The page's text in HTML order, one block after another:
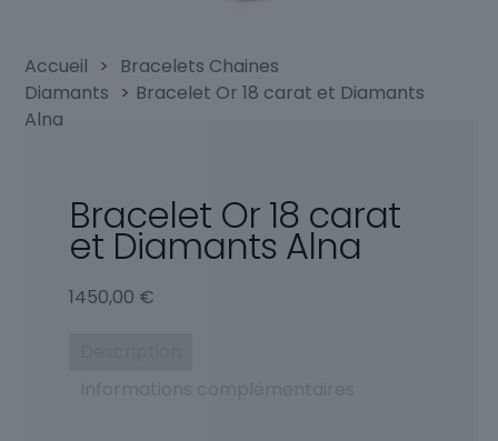
Accueil >
Bracelets Chaines
Diamants > Bracelet Or 18 carat et Diamants
Alna
Bracelet Or 18 carat
et Diamants Alna
1450,00 €